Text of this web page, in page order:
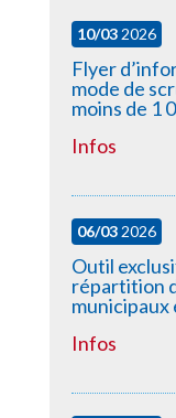
10/032026
Flyer
mode de
moins de 1
Infos
06/032026
Outil
répartition
municipaux
Infos